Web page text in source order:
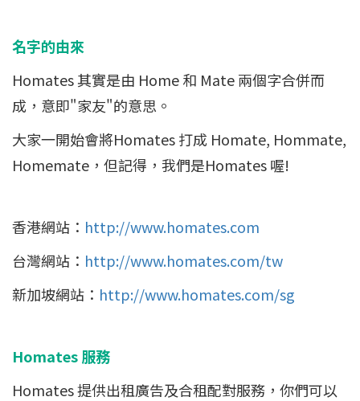
名字的由來
Homates 其實是由 Home 和 Mate 兩個字合併而
成，意即"家友"的意思。
大家一開始會將Homates 打成 Homate, Hommate,
Homemate，但記得，我們是Homates 喔!
香港網站： http://www.homates.com
台灣網站： http://www.homates.com/tw
新加坡網站： http://www.homates.com/sg
Homates 服務
Homates 提供出租廣告及合租配對服務，你們可以